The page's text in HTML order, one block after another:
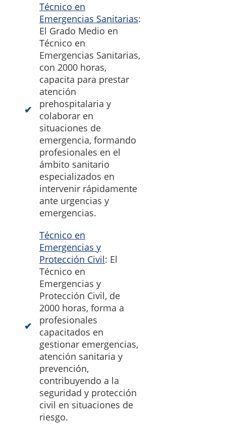
Técnico en
Emergencias Sanitarias:
El Grado Medio en
Técnico en
Emergencias Sanitarias,
con 2000 horas,
capacita para prestar
atención
prehospitalaria y
colaborar en
situaciones de
emergencia, formando
profesionales en el
ámbito sanitario
especializados en
intervenir rápidamente
ante urgencias y
emergencias.
Técnico en
Emergencias y
Protección Civil: El
Técnico en
Emergencias y
Protección Civil, de
2000 horas, forma a
profesionales
capacitados en
gestionar emergencias,
atención sanitaria y
prevención,
contribuyendo a la
seguridad y protección
civil en situaciones de
riesgo.